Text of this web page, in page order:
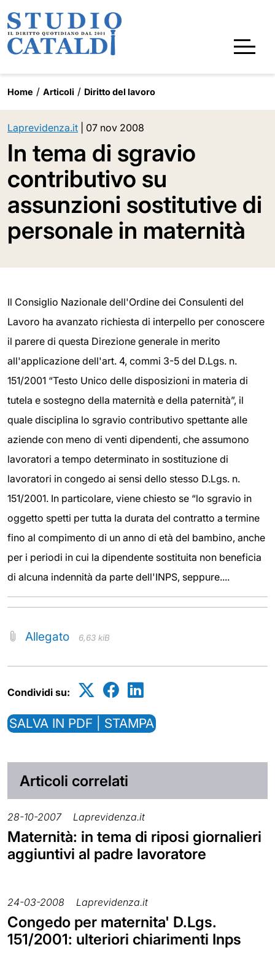
Home Articoli Diritto del lavoro
Laprevidenza.it 07 nov 2008
In tema di sgravio
contributivo su
assunzioni sostitutive di
personale in maternità
Il Consiglio Nazionale dell'Ordine dei Consulenti del
Lavoro ha avanzato richiesta di interpello per conoscere
il parere di questa Direzione generale in merito
all'applicazione dell'art. 4, commi 3-5 del D.Lgs. n.
151/2001 “Testo Unico delle disposizioni in materia di
tutela e sostegno della maternità e della paternità”, il
quale disciplina lo sgravio contributivo spettante alle
aziende con meno di venti dipendenti, che assumono
lavoratori a tempo determinato in sostituzione di
lavoratori in congedo ai sensi dello stesso D.Lgs. n.
151/2001. In particolare, viene chiesto se “lo sgravio in
oggetto spetti per tutta la durata del contratto a termine
fino al compimento di un anno di età del bambino, anche
per i periodi in cui la dipendente sostituita non beneficia
di alcuna indennità da parte dell'INPS, seppure....
Allegato 6,63 kiB
Condividi su:
SALVA IN PDF | STAMPA
Articoli correlati
28-10-2007 Laprevidenza.it
Maternità: in tema di riposi giornalieri
aggiuntivi al padre lavoratore
24-03-2008 Laprevidenza.it
Congedo per maternita' D.Lgs.
151/2001: ulteriori chiarimenti Inps